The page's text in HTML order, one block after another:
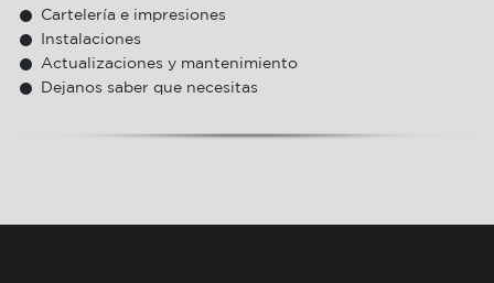
Cartelería e impresiones
Instalaciones
Actualizaciones y mantenimiento
Dejanos saber que necesitas